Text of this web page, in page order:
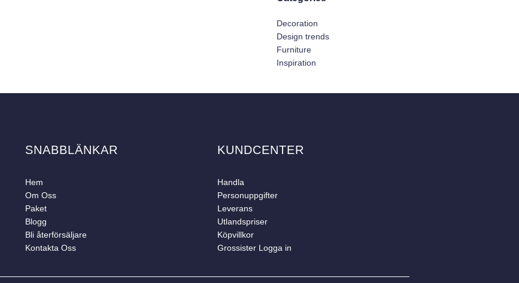
Decoration
Design trends
Furniture
Inspiration
SNABBLÄNKAR
Hem
Om Oss
Paket
Blogg
Bli återförsäljare
Kontakta Oss
KUNDCENTER
Handla
Personuppgifter
Leverans
Utlandspriser
Köpvillkor
Grossister Logga in